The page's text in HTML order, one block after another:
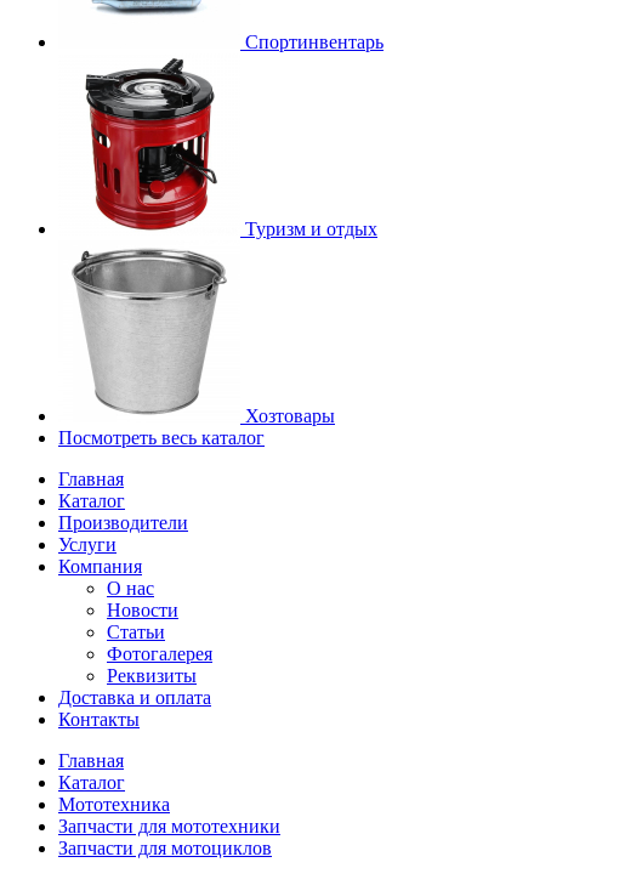
Спортинвентарь
Туризм и отдых
Хозтовары
Посмотреть весь каталог
Главная
Каталог
Производители
Услуги
Компания
О нас
Новости
Статьи
Фотогалерея
Реквизиты
Доставка и оплата
Контакты
Главная
Каталог
Мототехника
Запчасти для мототехники
Запчасти для мотоциклов